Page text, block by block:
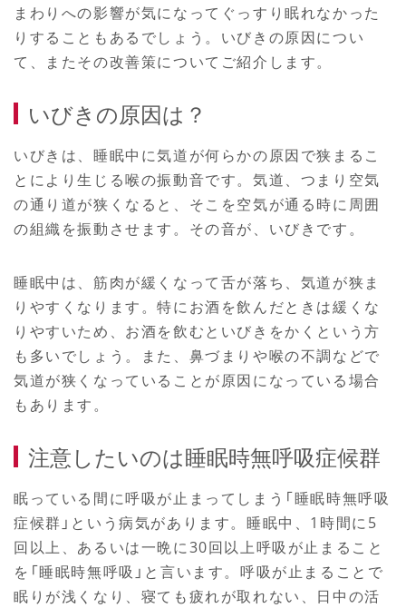
まわりへの影響が気になってぐっすり眠れなかった
りすることもあるでしょう。いびきの原因につい
て、またその改善策についてご紹介します。
いびきの原因は？
いびきは、睡眠中に気道が何らかの原因で狭まるこ
とにより生じる喉の振動音です。気道、つまり空気
の通り道が狭くなると、そこを空気が通る時に周囲
の組織を振動させます。その音が、いびきです。
睡眠中は、筋肉が緩くなって舌が落ち、気道が狭ま
りやすくなります。特にお酒を飲んだときは緩くな
りやすいため、お酒を飲むといびきをかくという方
も多いでしょう。また、鼻づまりや喉の不調などで
気道が狭くなっていることが原因になっている場合
もあります。
注意したいのは睡眠時無呼吸症候群
眠っている間に呼吸が止まってしまう「睡眠時無呼吸
症候群」という病気があります。睡眠中、1時間に5
回以上、あるいは一晩に30回以上呼吸が止まること
を「睡眠時無呼吸」と言います。呼吸が止まることで
眠りが浅くなり、寝ても疲れが取れない、日中の活